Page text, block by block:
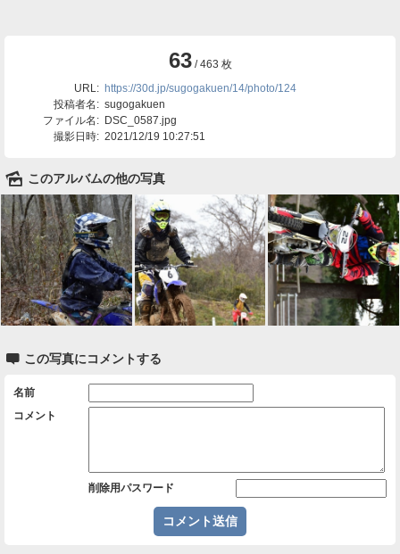
63 / 463 枚
URL: https://30d.jp/sugogakuen/14/photo/124
投稿者名: sugogakuen
ファイル名: DSC_0587.jpg
撮影日時: 2021/12/19 10:27:51
🌄 このアルバムの他の写真
 この写真にコメントする
名前
コメント
削除用パスワード